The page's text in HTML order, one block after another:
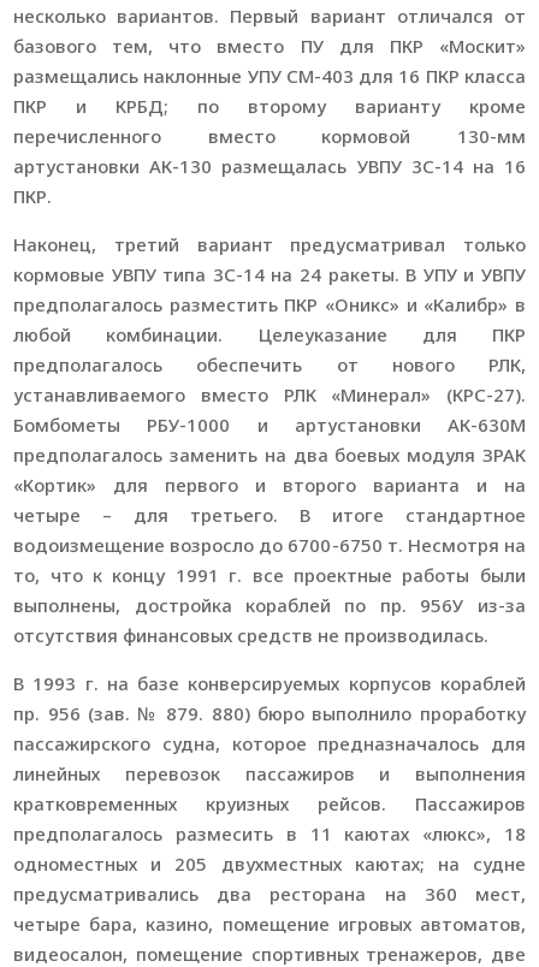
несколько вариантов. Первый вариант отличался от
базового тем, что вместо ПУ для ПКР «Москит»
размещались наклонные УПУ СМ-403 для 16 ПКР класса
ПКР и КРБД; по второму варианту кроме
перечисленного вместо кормовой 130-мм
артустановки АК-130 размещалась УВПУ 3С-14 на 16
ПКР.
Наконец, третий вариант предусматривал только
кормовые УВПУ типа 3С-14 на 24 ракеты. В УПУ и УВПУ
предполагалось разместить ПКР «Оникс» и «Калибр» в
любой комбинации. Целеуказание для ПКР
предполагалось обеспечить от нового РЛК,
устанавливаемого вместо РЛК «Минерал» (КРС-27).
Бомбометы РБУ-1000 и артустановки АК-630М
предполагалось заменить на два боевых модуля ЗРАК
«Кортик» для первого и второго варианта и на
четыре – для третьего. В итоге стандартное
водоизмещение возросло до 6700-6750 т. Несмотря на
то, что к концу 1991 г. все проектные работы были
выполнены, достройка кораблей по пр. 956У из-за
отсутствия финансовых средств не производилась.
В 1993 г. на базе конверсируемых корпусов кораблей
пр. 956 (зав. № 879. 880) бюро выполнило проработку
пассажирского судна, которое предназначалось для
линейных перевозок пассажиров и выполнения
кратковременных круизных рейсов. Пассажиров
предполагалось размесить в 11 каютах «люкс», 18
одноместных и 205 двухместных каютах; на судне
предусматривались два ресторана на 360 мест,
четыре бара, казино, помещение игровых автоматов,
видеосалон, помещение спортивных тренажеров, две